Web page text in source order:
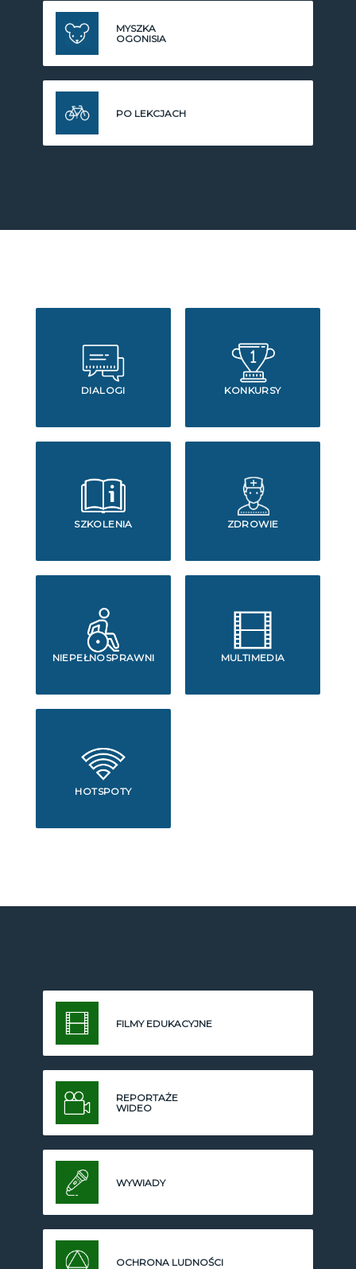
MYSZKA
OGONISIA
PO LEKCJACH
DIALOGI KONKURSY
SZKOLENIA ZDROWIE
NIEPEŁNOSPRAWNI MULTIMEDIA
HOTSPOTY
FILMY EDUKACYJNE
REPORTAŻE
WIDEO
WYWIADY
OCHRONA LUDNOŚCI